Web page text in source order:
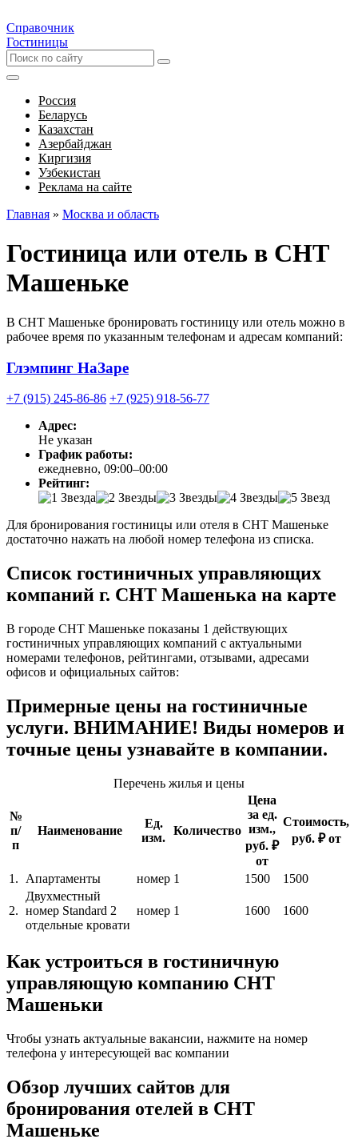
Справочник
Гостиницы
Россия
Беларусь
Казахстан
Азербайджан
Киргизия
Узбекистан
Реклама на сайте
Главная » Москва и область
Гостиница или отель в СНТ
Машеньке
В СНТ Машеньке бронировать гостиницу или отель можно в
рабочее время по указанным телефонам и адресам компаний:
Глэмпинг НаЗаре
+7 (915) 245-86-86 +7 (925) 918-56-77
Адрес:
Не указан
График работы:
ежедневно, 09:00–00:00
Рейтинг:
Для бронирования гостиницы или отеля в СНТ Машеньке
достаточно нажать на любой номер телефона из списка.
Список гостиничных управляющих
компаний г. СНТ Машенька на карте
В городе СНТ Машеньке показаны 1 действующих
гостиничных управляющих компаний с актуальными
номерами телефонов, рейтингами, отзывами, адресами
офисов и официальных сайтов:
Примерные цены на гостиничные
услуги. ВНИМАНИЕ! Виды номеров и
точные цены узнавайте в компании.
Перечень жилья и цены
№
п/
п
Наименование
Ед.
изм.
Количество
Цена
за ед.
изм.,
руб. ₽
от
Стоимость,
руб. ₽ от
1. Апартаменты номер 1 1500 1500
2.
Двухместный
номер Standard 2
отдельные кровати
номер 1 1600 1600
Как устроиться в гостиничную
управляющую компанию СНТ
Машеньки
Чтобы узнать актуальные вакансии, нажмите на номер
телефона у интересующей вас компании
Обзор лучших сайтов для
бронирования отелей в СНТ
Машеньке